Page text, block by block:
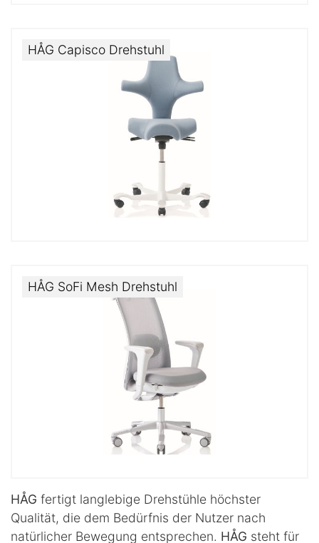
HÅG Capisco Drehstuhl
HÅG SoFi Mesh Drehstuhl
HÅG fertigt langlebige Drehstühle höchster
Qualität, die dem Bedürfnis der Nutzer nach
natürlicher Bewegung entsprechen. HÅG steht für